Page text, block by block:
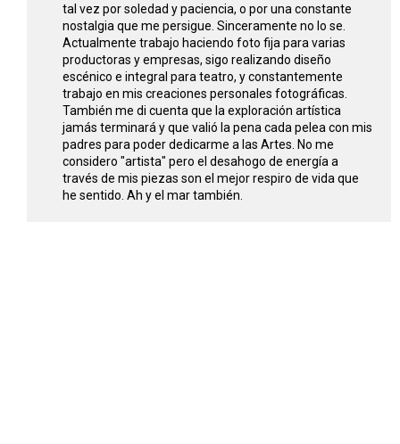
tal vez por soledad y paciencia, o por una constante
nostalgia que me persigue. Sinceramente no lo se.
Actualmente trabajo haciendo foto fija para varias
productoras y empresas, sigo realizando diseño
escénico e integral para teatro, y constantemente
trabajo en mis creaciones personales fotográficas.
También me di cuenta que la exploración artística
jamás terminará y que valió la pena cada pelea con mis
padres para poder dedicarme a las Artes. No me
considero "artista" pero el desahogo de energía a
través de mis piezas son el mejor respiro de vida que
he sentido. Ah y el mar también.